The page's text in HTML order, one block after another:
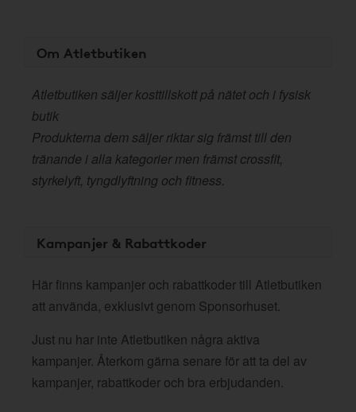
Om Atletbutiken
Atletbutiken säljer kosttillskott på nätet och i fysisk
butik
Produkterna dem säljer riktar sig främst till den
tränande i alla kategorier men främst crossfit,
styrkelyft, tyngdlyftning och fitness.
Kampanjer & Rabattkoder
Här finns kampanjer och rabattkoder till Atletbutiken
att använda, exklusivt genom Sponsorhuset.
Just nu har inte Atletbutiken några aktiva
kampanjer. Återkom gärna senare för att ta del av
kampanjer, rabattkoder och bra erbjudanden.